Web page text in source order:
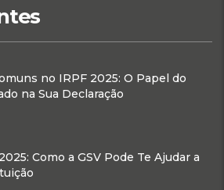
no IRPF 2025: O Papel do
na Sua Declaração
Como a GSV Pode Te Ajudar a